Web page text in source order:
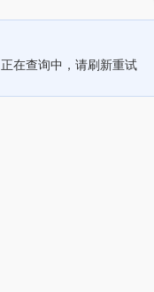
正在查询中，请刷新重试